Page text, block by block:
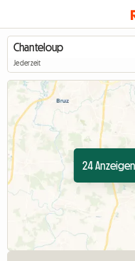
Jederzeit
24